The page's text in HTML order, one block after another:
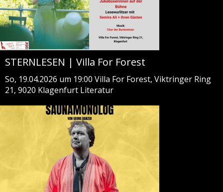
STERNLESEN | Villa For Forest
So, 19.04.2026 um 19:00 Villa For Forest, Viktringer Ring
21, 9020 Klagenfurt Literatur